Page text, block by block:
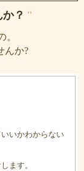
？ "
。
んか?
いかわからない
ます。